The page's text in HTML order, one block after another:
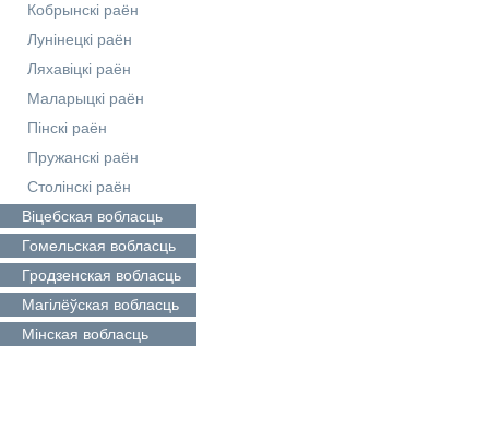
Кобрынскі раён
Лунінецкі раён
Ляхавіцкі раён
Маларыцкі раён
Пінскі раён
Пружанскі раён
Столінскі раён
Віцебская вобласць
Гомельская вобласць
Гродзенская вобласць
Магілёўская вобласць
Мінская вобласць